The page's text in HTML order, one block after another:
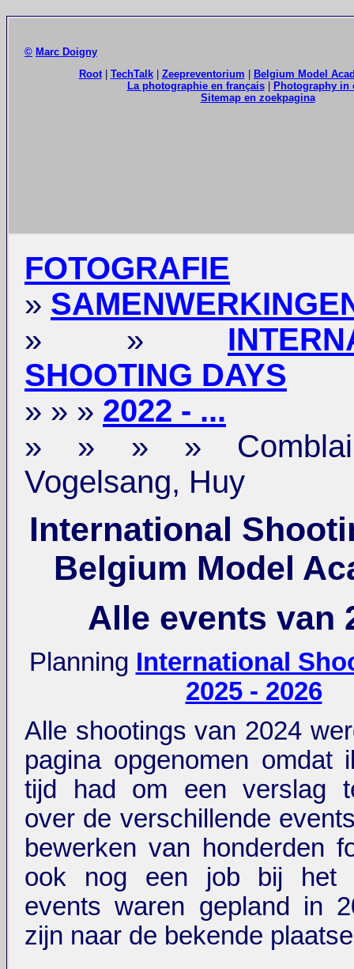
© Marc Doigny
Root| TechTalk| Zeepreventorium
Belgium Model
La photographie en français|
Photography in
Sitemap en zoekpagina
FOTOGRAFIE
»
» »
SHOOTING DAYS
» » » 2022 - ...
» » » » Comblain-
Vogelsang, Huy
International
Belgium Model
Alle events van
Planning International
2025 - 2026
Alle shootings van 2024
pagina opgenomen omdat
tijd had om een verslag
over de verschillende
bewerken van honderden
ook nog een job bij het
events waren gepland in
zijn naar de bekende